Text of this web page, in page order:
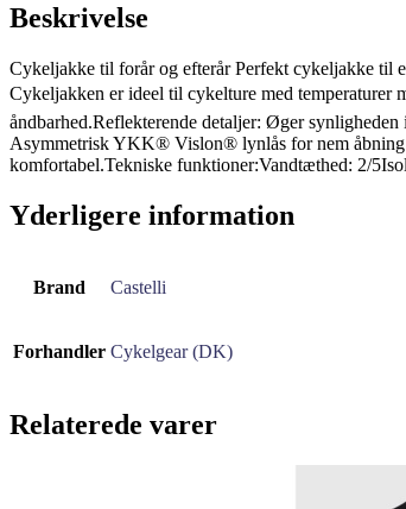
Beskrivelse
Cykeljakke til forår og efterår Perfekt cykeljakke til
Cykeljakken er ideel til cykelture med
åndbarhed.Reflekterende detaljer: Øger
Asymmetrisk YKK® Vislon® lynlås for nem åbning
komfortabel.Tekniske funktioner:Vandtæthed: 2/
Yderligere information
Brand Castelli
Forhandler Cykelgear (DK)
Relaterede varer